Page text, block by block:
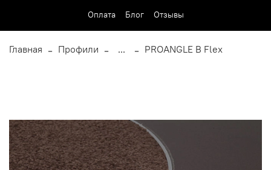
Оплата
Блог Отзывы
Главная Профили ... PROANGLE B Flex